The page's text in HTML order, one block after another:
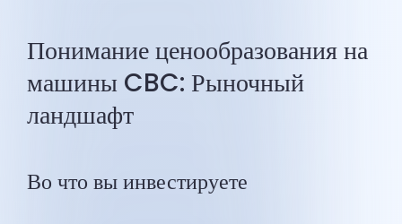
Понимание ценообразования на
машины CBC: Рыночный
ландшафт
Во что вы инвестируете